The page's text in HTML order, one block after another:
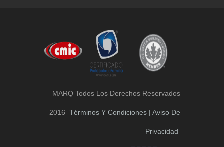
MARQ Todos Los Derechos Reservados
2016 Términos Y Condiciones | Aviso De
Privacidad